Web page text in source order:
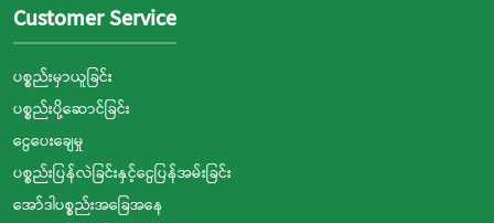
Customer Service
ပစ္စည်းမှာယူခြင်း
ပစ္စည်းပို့ဆောင်ခြင်း
ငွေပေးချေမှု
ပစ္စည်းပြန်လဲခြင်းနှင့်ငွေပြန်အမ်းခြင်း
အော်ဒါပစ္စည်းအခြေအနေ